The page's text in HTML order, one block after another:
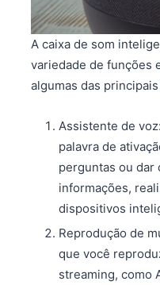
A caixa de som
variedade de funções
algumas das
Assistente de
palavra de
perguntas ou dar
informações,
dispositivos
Reprodução de
que você
streaming, como